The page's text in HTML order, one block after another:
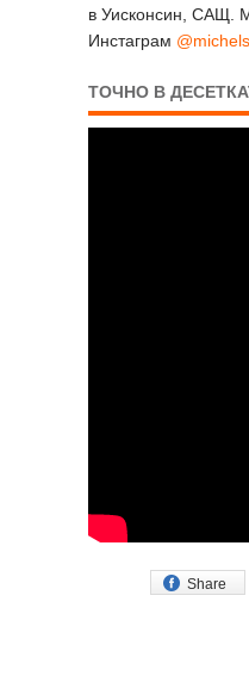
в Уисконсин, САЩ.
Инстаграм
ТОЧНО В
Share